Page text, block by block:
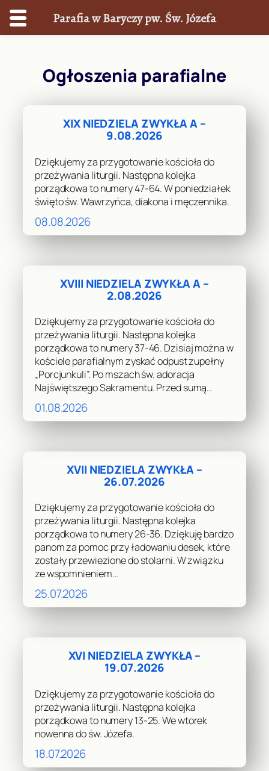
Ogłoszenia parafialne
XIX NIEDZIELA ZWYKŁA A –
9.08.2026
Dziękujemy za przygotowanie kościoła do
przeżywania liturgii. Następna kolejka
porządkowa to numery 47-64. W poniedziałek
święto św. Wawrzyńca, diakona i męczennika.
08.08.2026
XVIII NIEDZIELA ZWYKŁA A –
2.08.2026
Dziękujemy za przygotowanie kościoła do
przeżywania liturgii. Następna kolejka
porządkowa to numery 37-46. Dzisiaj można w
kościele parafialnym zyskać odpust zupełny
„Porcjunkuli”. Po mszach św. adoracja
Najświętszego Sakramentu. Przed sumą…
01.08.2026
XVII NIEDZIELA ZWYKŁA –
26.07.2026
Dziękujemy za przygotowanie kościoła do
przeżywania liturgii. Następna kolejka
porządkowa to numery 26-36. Dziękuję bardzo
panom za pomoc przy ładowaniu desek, które
zostały przewiezione do stolarni. W związku
ze wspomnieniem…
25.07.2026
XVI NIEDZIELA ZWYKŁA –
19.07.2026
Dziękujemy za przygotowanie kościoła do
przeżywania liturgii. Następna kolejka
porządkowa to numery 13-25. We wtorek
nowenna do św. Józefa.
18.07.2026
Parafia w Baryczy pw. Św. Józefa